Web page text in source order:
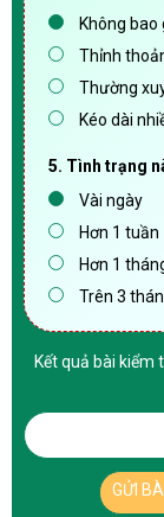
Không bao
Thỉnh
Thường
Kéo dài
5. Tình trạng
Vài ngày
Hơn 1 tuần
Hơn 1
Trên 3
Kết quả bài kiểm
GỬI